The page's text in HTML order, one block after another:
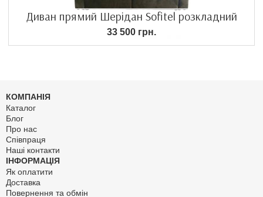
Диван прямий Шерідан Sofitel розкладний
33 500 грн.
КОМПАНІЯ
Каталог
Блог
Про нас
Співпраця
Наші контакти
ІНФОРМАЦІЯ
Як оплатити
Доставка
Повернення та обмін